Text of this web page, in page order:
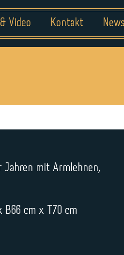
Video Kontakt
Jahren mit Armlehnen,
B66 cm x T70 cm